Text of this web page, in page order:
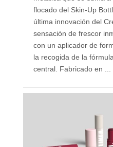
flocado del Skin-Up
última innovación del
sensación de frescor
con un aplicador de
la recogida de la
central. Fabricado en ...